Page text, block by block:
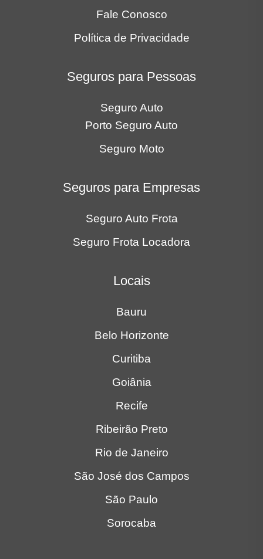
Fale Conosco
Política de Privacidade
Seguros para Pessoas
Seguro Auto
Porto Seguro Auto
Seguro Moto
Seguros para Empresas
Seguro Auto Frota
Seguro Frota Locadora
Locais
Bauru
Belo Horizonte
Curitiba
Goiânia
Recife
Ribeirão Preto
Rio de Janeiro
São José dos Campos
São Paulo
Sorocaba